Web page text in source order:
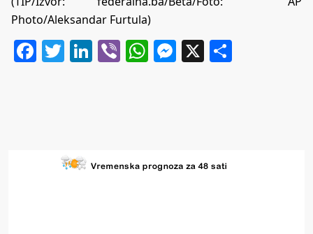
Photo/Aleksandar Furtula)
Facebook
Twitter
LinkedIn
ViberWhatsApp
Messenger
X